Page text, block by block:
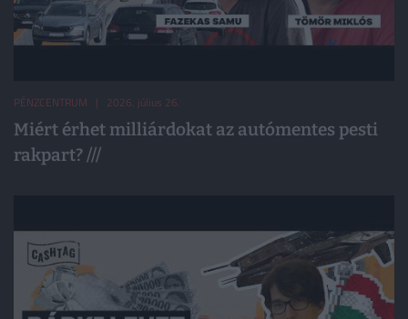
PÉNZCENTRUM | 2026. július 26.
Miért érhet milliárdokat az autómentes pesti
rakpart? ///